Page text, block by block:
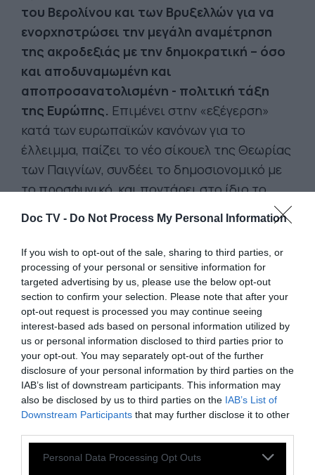
Doc TV - Do Not Process My Personal Information
If you wish to opt-out of the sale, sharing to third parties, or
processing of your personal or sensitive information for
targeted advertising by us, please use the below opt-out
section to confirm your selection. Please note that after your
opt-out request is processed you may continue seeing
interest-based ads based on personal information utilized by
us or personal information disclosed to third parties prior to
your opt-out. You may separately opt-out of the further
disclosure of your personal information by third parties on the
IAB’s list of downstream participants. This information may
also be disclosed by us to third parties on the IAB’s List of
Downstream Participants that may further disclose it to other
Personal Data Processing Opt Outs
του Βερολίνου και των Βρυξελλών για να
ενορχηστρώσει την μεγάλη αναμέτρηση
της ακροδεξιάς με την δημοκρατική – όσο
και αποδυναμωμένη και
αποπροσανατολισμένη - πολιτική τάξη
της Ευρώπης. Επιμένει στην «εξέγερση»
κατά των ευρωπαϊκών κανόνων για το
έλλειμμα, παίζει το νέο σίκουελ της Θεωρίας
των Παιγνίων, συνδέει το δημοσιονομικό με
το προσφυγικό, και ποντάρει στο ίδιο το
εκβιάσει πρωτίστως την ευρωπαϊκή ελίτ και,
δευτερευόντως, τις αγορές.
Τα όπλα του δεν είναι αμελητέα, με δεδομένο
ότι το δημόσιο χρέος της Ιταλίας φθάνει στα
2,3 τρις ευρώ, εξ αυτών τα περίπου 45 δις
βαρύνουν τις γαλλικές τράπεζες και περίπου
άλλα 30 δις τις ισπανικές, και τα δύο τρίτα
των εμπορικών συναλλαγών της χώρας
γίνονται εντός Ευρωπαϊκής Ένωσης. Όπερ,
επενδύει στο «Italy is too big to fail» («Η
Ιταλία είναι πολύ μεγάλη για να
καταρρεύσει») και το παιχνίδι μοιάζει